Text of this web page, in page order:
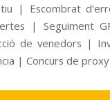
| Escombrat
| Seguiment
de venedors |
| Concurs de